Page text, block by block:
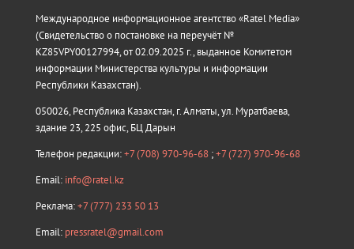
Международное информационное агентство «Ratel Media»
(Свидетельство о постановке на переучёт №
KZ85VPY00127994, от 02.09.2025 г., выданное Комитетом
информации Министерства культуры и информации
Республики Казахстан).
050026, Республика Казахстан, г. Алматы, ул. Муратбаева,
здание 23, 225 офис, БЦ Дарын
Телефон редакции:+7 (708) 970-96-68 ;+7 (727) 970-96-68
Email: info@ratel.kz
Реклама:+7 (777) 233 50 13
Email: pressratel@gmail.com